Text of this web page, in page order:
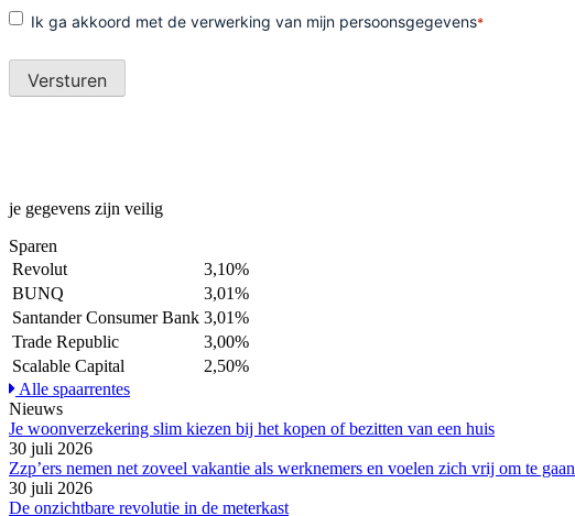
je gegevens zijn veilig
Sparen
Revolut
3,10%
BUNQ
3,01%
Santander Consumer Bank 3,01%
Trade Republic
3,00%
Scalable Capital
2,50%
Alle spaarrentes
Nieuws
Je woonverzekering slim kiezen bij het kopen of bezitten van een huis
30 juli 2026
Zzp’ers nemen net zoveel vakantie als werknemers en voelen zich vrij om te gaan
30 juli 2026
De onzichtbare revolutie in de meterkast